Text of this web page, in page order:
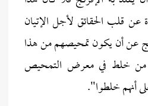
قلب الحقائق لأجل الإتيان
عن أن يكون تمحيصهم من هذا
من خلط في معرض التمحيص
أنهم خلطوا".